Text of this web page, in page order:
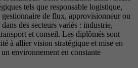
tels que responsable logistique,
de flux, approvisionneur ou
des secteurs variés : industrie,
et conseil. Les diplômés sont
à allier vision stratégique et mise en
environnement en constante